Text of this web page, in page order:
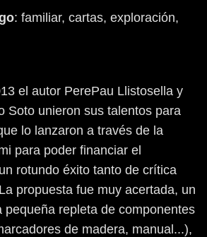
: familiar, cartas, exploración,
el autor PerePau Llistosella y
Soto unieron sus talentos para
lo lanzaron a través de la
para poder financiar el
rotundo éxito tanto de crítica
propuesta fue muy acertada, un
pequeña repleta de componentes
de madera, manual...),